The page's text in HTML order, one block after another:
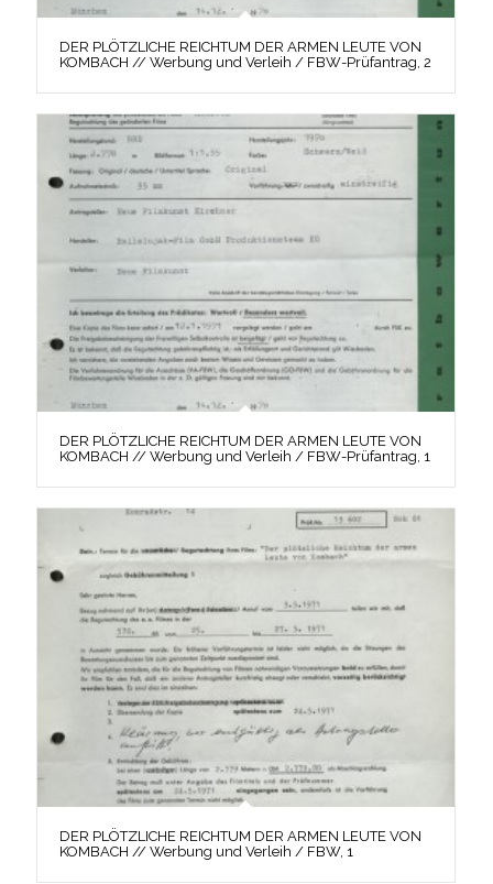
DER PLÖTZLICHE REICHTUM DER ARMEN LEUTE VON
KOMBACH // Werbung und Verleih / FBW-Prüfantrag, 2
DER PLÖTZLICHE REICHTUM DER ARMEN LEUTE VON
KOMBACH // Werbung und Verleih / FBW-Prüfantrag, 1
DER PLÖTZLICHE REICHTUM DER ARMEN LEUTE VON
KOMBACH // Werbung und Verleih / FBW, 1